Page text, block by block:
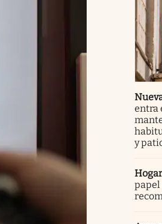
entra
y
papel